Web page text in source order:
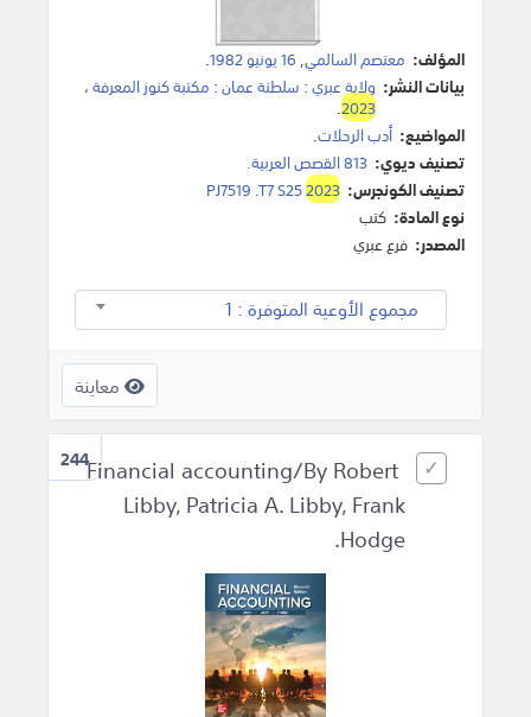
المؤلف: معتصم السالمي,
.
بيانات النشر: ولاية عبري : سلطنة عمان: مكتبة كنوز المعرفة،
2023
.
المواضيع: أدب الرحلات.
تصنيف ديوي: 813 القصص العربية.
تصنيف الكونجرس:
PJ7519 .T7 S252023
نوع المادة: كتب
المصدر: فرع عبري
مجموع الأوعية المتوفرة : 1
معاينة
244Financial accounting/By Robert
Libby, Patricia A. Libby, Frank
Hodge.